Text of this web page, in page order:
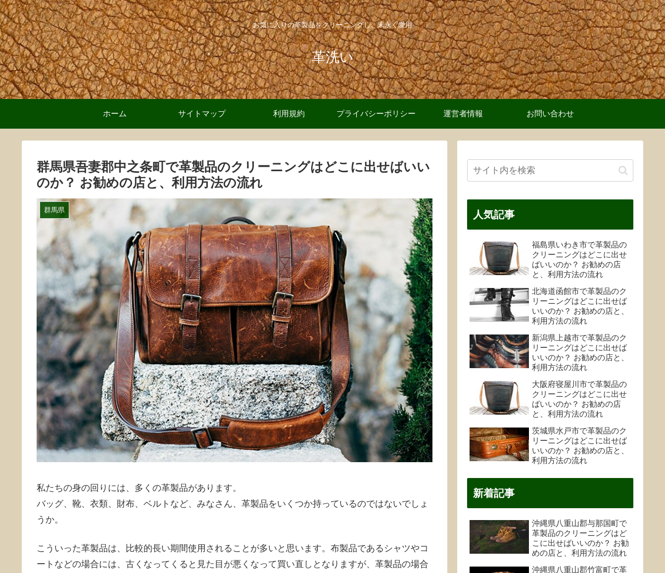
お気に入りの革製品をクリーニングし、末永く愛用
革洗い
ホーム サイトマップ 利用規約 プライバシーポリシー 運営者情報 お問い合わせ
群馬県吾妻郡中之条町で革製品のクリーニングはどこに出せばいい
のか？ お勧めの店と、利用方法の流れ
群馬県
私たちの身の回りには、多くの革製品があります。
バッグ、靴、衣類、財布、ベルトなど、みなさん、革製品をいくつか持っているのではないでしょ
うか。
こういった革製品は、比較的長い期間使用されることが多いと思います。布製品であるシャツやコ
ートなどの場合には、古くなってくると見た目が悪くなって買い直しとなりますが、革製品の場合
人気記事
福島県いわき市で革製品の
クリーニングはどこに出せ
ばいいのか？ お勧めの店
と、利用方法の流れ
北海道函館市で革製品のク
リーニングはどこに出せば
いいのか？ お勧めの店と、
利用方法の流れ
新潟県上越市で革製品のク
リーニングはどこに出せば
いいのか？ お勧めの店と、
利用方法の流れ
大阪府寝屋川市で革製品の
クリーニングはどこに出せ
ばいいのか？ お勧めの店
と、利用方法の流れ
茨城県水戸市で革製品のク
リーニングはどこに出せば
いいのか？ お勧めの店と、
利用方法の流れ
新着記事
沖縄県八重山郡与那国町で
革製品のクリーニングはど
こに出せばいいのか？ お勧
めの店と、利用方法の流れ
沖縄県八重山郡竹富町で革